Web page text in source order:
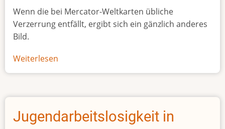
Wenn die bei Mercator-Weltkarten übliche
Verzerrung entfällt, ergibt sich ein gänzlich anderes
Bild.
Weiterlesen
Afrikas
Größe
Jugendarbeitslosigkeit in